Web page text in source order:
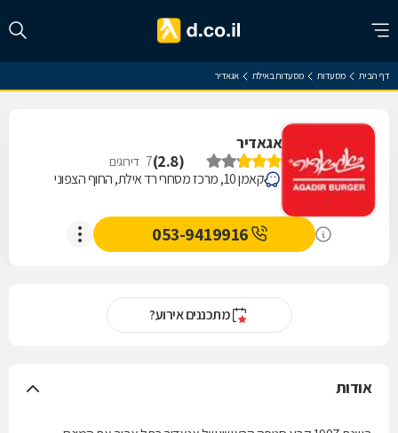
דף הבית מסעדות מסעדות באילת אגאדיר
אגאדיר
(
2.8
)
7 דירוגים
קאמן 10, מרכז מסחרי רד אילת, החוף הצפוני
053-9419916
מתכננים אירוע?
אודות